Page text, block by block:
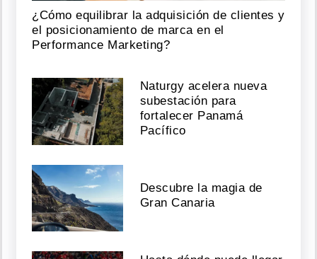
¿Cómo equilibrar la adquisición de clientes y
el posicionamiento de marca en el
Performance Marketing?
Naturgy acelera nueva
subestación para
fortalecer Panamá
Pacífico
Descubre la magia de
Gran Canaria